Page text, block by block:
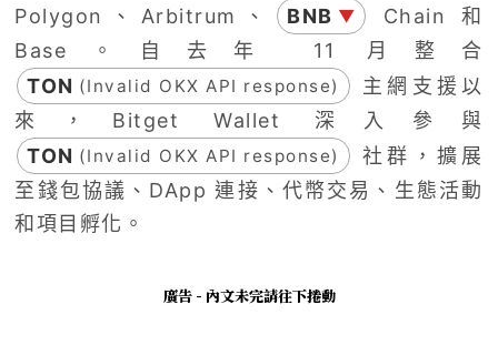
Polygon、Arbitrum、
BNB ▼
Chain 和
Base。自去年 11 月整合
TON (Invalid OKX API response)
主網支援以
來，Bitget Wallet 深入參與
TON (Invalid OKX API response)
社群，擴展
至錢包協議、DApp 連接、代幣交易、生態活動
和項目孵化。
廣告 - 內文未完請往下捲動